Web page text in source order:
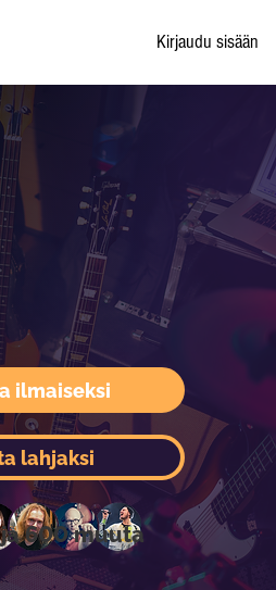
Kirjaudu sisään
ilmaiseksi
600 muuta
lahjaksi